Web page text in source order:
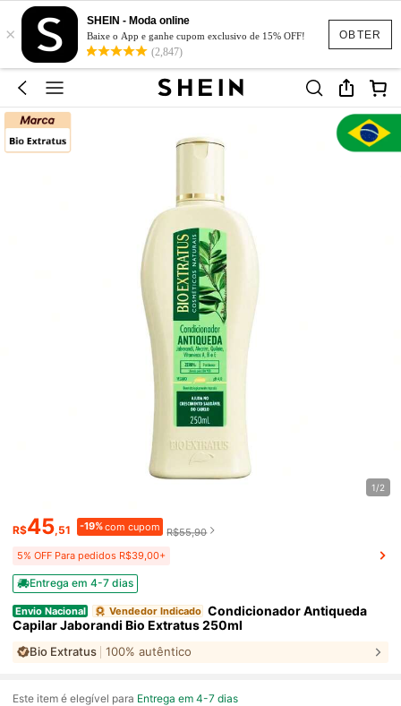
OBTER
×
SHEIN - Moda online
Baixe o App e ganhe cupom exclusivo de 15% OFF!
(2,847)
1/2
R$45,51 -19%com cupom R$55,90
5% OFF Para pedidos R$39,00+
Entrega em 4-7 dias
Envio Nacional Vendedor Indicado Condicionador Antiqueda
Capilar Jaborandi Bio Extratus 250ml
Bio Extratus 100% autêntico
Este item é elegível para Entrega em 4-7 dias